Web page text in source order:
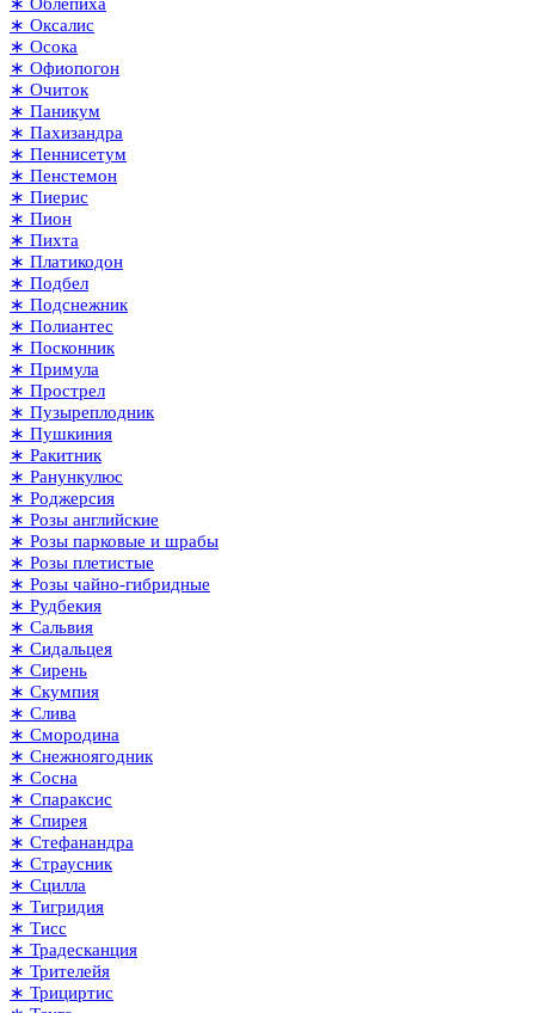
∗ Оксалис
∗ Осока
∗ Офиопогон
∗ Очиток
∗ Паникум
∗ Пахизандра
∗ Пеннисетум
∗ Пенстемон
∗ Пиерис
∗ Пион
∗ Пихта
∗ Платикодон
∗ Подбел
∗ Подснежник
∗ Полиантес
∗ Посконник
∗ Примула
∗ Прострел
∗ Пузыреплодник
∗ Пушкиния
∗ Ракитник
∗ Ранункулюс
∗ Роджерсия
∗ Розы английские
∗ Розы парковые и шрабы
∗ Розы плетистые
∗ Розы чайно-гибридные
∗ Рудбекия
∗ Сальвия
∗ Сидальцея
∗ Сирень
∗ Скумпия
∗ Слива
∗ Смородина
∗ Снежноягодник
∗ Сосна
∗ Спараксис
∗ Спирея
∗ Стефанандра
∗ Страусник
∗ Сцилла
∗ Тигридия
∗ Тисс
∗ Традесканция
∗ Трителейя
∗ Трициртис